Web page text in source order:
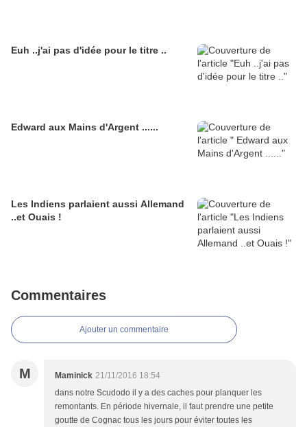
Euh ..j'ai pas d'idée pour le titre ..
Edward aux Mains d'Argent ......
Les Indiens parlaient aussi Allemand
..et Ouais !
Commentaires
Ajouter un commentaire
M Maminick 21/11/2016 18:54
dans notre Scudodo il y a des caches pour planquer les
remontants. En période hivernale, il faut prendre une petite
goutte de Cognac tous les jours pour éviter toutes les